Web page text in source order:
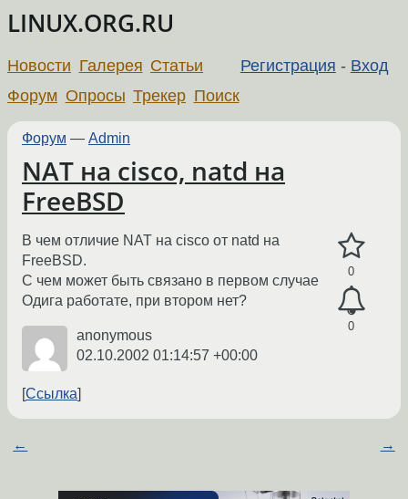
LINUX.ORG.RU
Регистрация - Вход
Новости Галерея Статьи
Форум Опросы Трекер Поиск
Форум — Admin
NAT на cisco, natd на
FreeBSD
0
0
В чем отличие NAT на cisco от natd на
FreeBSD.
С чем может быть связано в первом случае
Одига работате, при втором нет?
anonymous
02.10.2002 01:14:57 +00:00
Ссылка
← →